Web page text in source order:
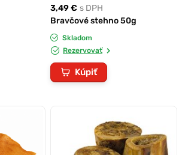
3,49 € s DPH
Bravčové stehno 50g
Skladom
Rezervovať
Kúpiť